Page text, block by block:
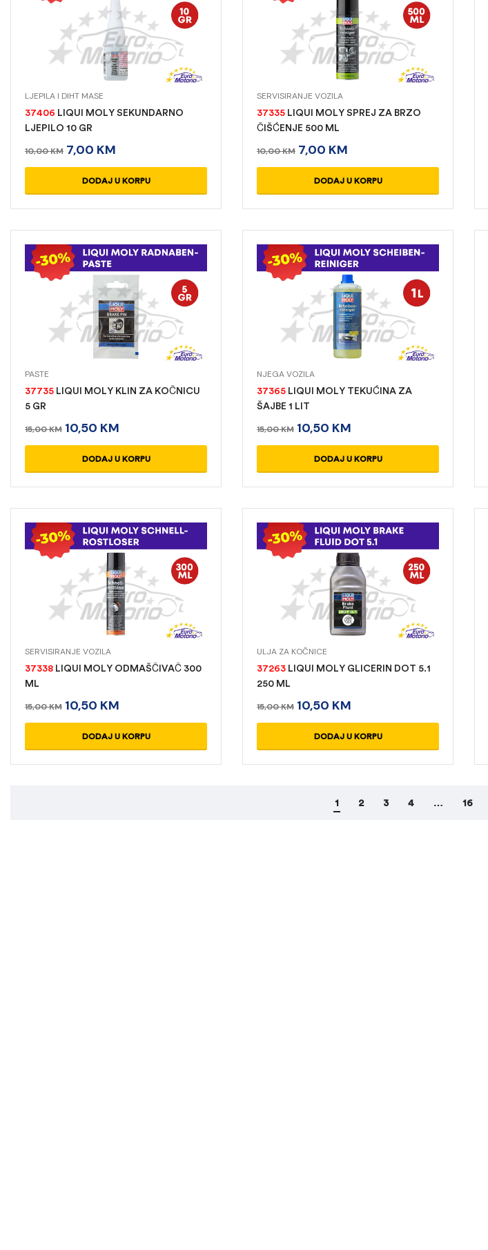
LJEPILA I DIHT MASE
37406 LIQUI MOLY SEKUNDARNO
LJEPILO 10 GR
10,00KM 7,00 KM
DODAJ U KORPU
SERVISIRANJE VOZILA
37335 LIQUI MOLY SPREJ ZA BRZO
ČIŠĆENJE 500 ML
10,00KM 7,00 KM
DODAJ U KORPU
PASTE
37735 LIQUI MOLY KLIN ZA KOČNICU
5 GR
15,00KM 10,50 KM
DODAJ U KORPU
NJEGA VOZILA
37365 LIQUI MOLY TEKUĆINA ZA
ŠAJBE 1 LIT
15,00KM 10,50 KM
DODAJ U KORPU
SERVISIRANJE VOZILA
37338 LIQUI MOLY ODMAŠČIVAČ 300
ML
15,00KM 10,50 KM
DODAJ U KORPU
ULJA ZA KOČNICE
37263 LIQUI MOLY GLICERIN DOT 5.1
250 ML
15,00KM 10,50 KM
DODAJ U KORPU
1 2 3 4 … 16